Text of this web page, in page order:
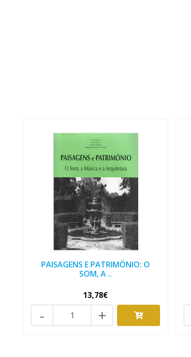
PAISAGENS E PATRIMÓNIO: O
SOM, A ..
13,78€
+
-